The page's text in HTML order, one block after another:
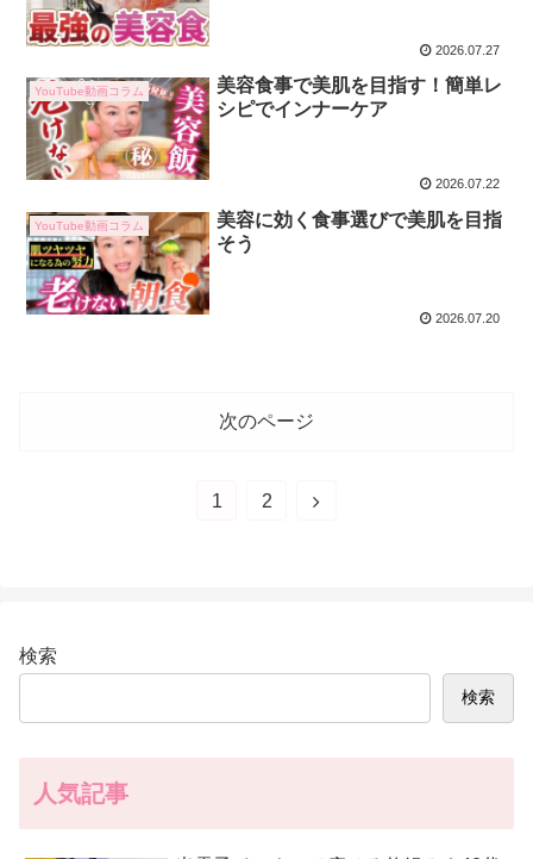
2026.07.27
YouTube動画コラム
美容食事で美肌を目指す！簡単レ
シピでインナーケア
2026.07.22
YouTube動画コラム
美容に効く食事選びで美肌を目指
そう
2026.07.20
次のページ
1 2
次
検索
検索
人気記事